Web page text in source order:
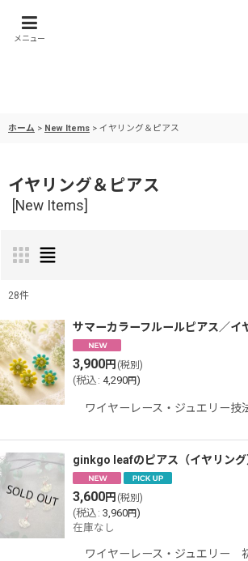
メニュー
ホーム > New Items > イヤリング＆ピアス
イヤリング＆ピアス
New Items
表示数:
並び順:
28件
サマーカラーフルールピアス／イ
3,900円 (税別)
(税込 : 4,290円)
ワイヤーレース・ジュエリー
ginkgo leafのピアス（イヤリング
3,600円 (税別)
(税込 : 3,960円)
在庫なし
ワイヤーレース・ジュエリー